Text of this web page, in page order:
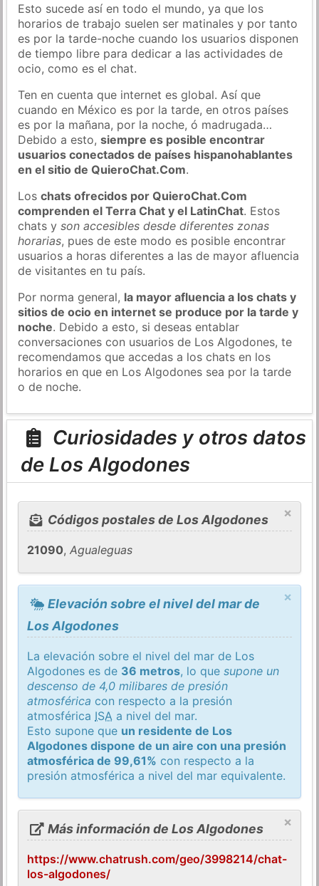
Esto sucede así en todo el mundo, ya que los
horarios de trabajo suelen ser matinales y por tanto
es por la tarde-noche cuando los usuarios disponen
de tiempo libre para dedicar a las actividades de
ocio, como es el chat.
Ten en cuenta que internet es global. Así que
cuando en México es por la tarde, en otros países
es por la mañana, por la noche, ó madrugada…
Debido a esto,siempre es posible encontrar
usuarios conectados de países hispanohablantes
en el sitio de QuieroChat.Com.
Loschats ofrecidos por QuieroChat.Com
comprenden el Terra Chat y el LatinChat. Estos
chats yson accesibles desde diferentes zonas
horarias, pues de este modo es posible encontrar
usuarios a horas diferentes a las de mayor afluencia
de visitantes en tu país.
Por norma general, la mayor afluencia a los chats y
sitios de ocio en internet se produce por la tarde y
noche. Debido a esto, si deseas entablar
conversaciones con usuarios de Los Algodones, te
recomendamos que accedas a los chats en los
horarios en que en Los Algodones sea por la tarde
o de noche.
Curiosidades y otros datos
de Los Algodones
×
Códigos postales de Los Algodones
21090,Agualeguas
×
Elevación sobre el nivel del mar de
Los Algodones
La elevación sobre el nivel del mar de Los
Algodones es de 36 metros, lo quesupone un
descenso de 4,0 milibares de presión
atmosférica con respecto a la presión
atmosférica ISA a nivel del mar.
Esto supone que un residente de Los
Algodones dispone de un aire con una presión
atmosférica de 99,61% con respecto a la
presión atmosférica a nivel del mar equivalente.
×
Más información de Los Algodones
https://www.chatrush.com/geo/3998214/chat-
los-algodones/